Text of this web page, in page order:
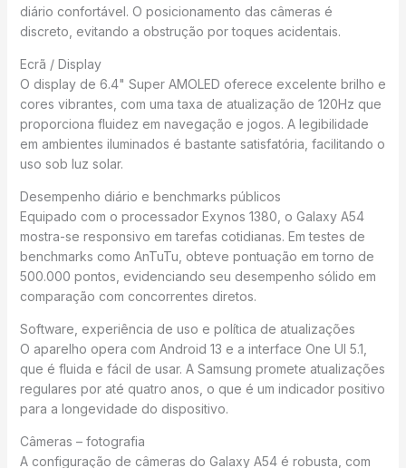
diário confortável. O posicionamento das câmeras é
discreto, evitando a obstrução por toques acidentais.
Ecrã / Display
O display de 6.4" Super AMOLED oferece excelente brilho e
cores vibrantes, com uma taxa de atualização de 120Hz que
proporciona fluidez em navegação e jogos. A legibilidade
em ambientes iluminados é bastante satisfatória, facilitando o
uso sob luz solar.
Desempenho diário e benchmarks públicos
Equipado com o processador Exynos 1380, o Galaxy A54
mostra-se responsivo em tarefas cotidianas. Em testes de
benchmarks como AnTuTu, obteve pontuação em torno de
500.000 pontos, evidenciando seu desempenho sólido em
comparação com concorrentes diretos.
Software, experiência de uso e política de atualizações
O aparelho opera com Android 13 e a interface One UI 5.1,
que é fluida e fácil de usar. A Samsung promete atualizações
regulares por até quatro anos, o que é um indicador positivo
para a longevidade do dispositivo.
Câmeras – fotografia
A configuração de câmeras do Galaxy A54 é robusta, com